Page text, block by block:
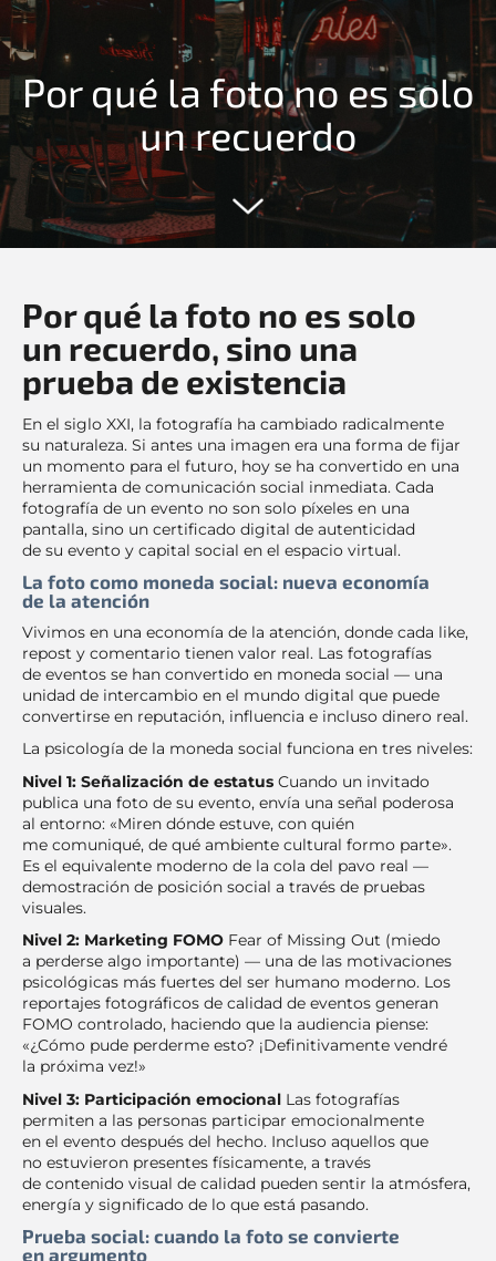
Por qué la foto no es solo
un recuerdo
Por qué la foto no es solo
un recuerdo, sino una
prueba de existencia
En el siglo XXI, la fotografía ha cambiado radicalmente
su naturaleza. Si antes una imagen era una forma de fijar
un momento para el futuro, hoy se ha convertido en una
herramienta de comunicación social inmediata. Cada
fotografía de un evento no son solo píxeles en una
pantalla, sino un certificado digital de autenticidad
de su evento y capital social en el espacio virtual.
La foto como moneda social: nueva economía
de la atención
Vivimos en una economía de la atención, donde cada like,
repost y comentario tienen valor real. Las fotografías
de eventos se han convertido en moneda social — una
unidad de intercambio en el mundo digital que puede
convertirse en reputación, influencia e incluso dinero real.
La psicología de la moneda social funciona en tres niveles:
Nivel 1: Señalización de estatus Cuando un invitado
publica una foto de su evento, envía una señal poderosa
al entorno: «Miren dónde estuve, con quién
me comuniqué, de qué ambiente cultural formo parte».
Es el equivalente moderno de la cola del pavo real —
demostración de posición social a través de pruebas
visuales.
Nivel 2: Marketing FOMO Fear of Missing Out (miedo
a perderse algo importante) — una de las motivaciones
psicológicas más fuertes del ser humano moderno. Los
reportajes fotográficos de calidad de eventos generan
FOMO controlado, haciendo que la audiencia piense:
«¿Cómo pude perderme esto? ¡Definitivamente vendré
la próxima vez!»
Nivel 3: Participación emocional Las fotografías
permiten a las personas participar emocionalmente
en el evento después del hecho. Incluso aquellos que
no estuvieron presentes físicamente, a través
de contenido visual de calidad pueden sentir la atmósfera,
energía y significado de lo que está pasando.
Prueba social: cuando la foto se convierte
en argumento